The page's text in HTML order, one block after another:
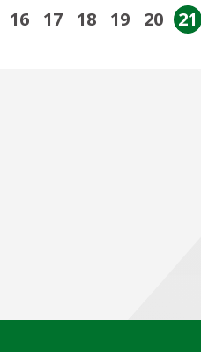
16 17 18 19 20 21